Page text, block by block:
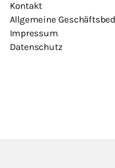
Kontakt
Allgemeine
Impressum
Datenschutz